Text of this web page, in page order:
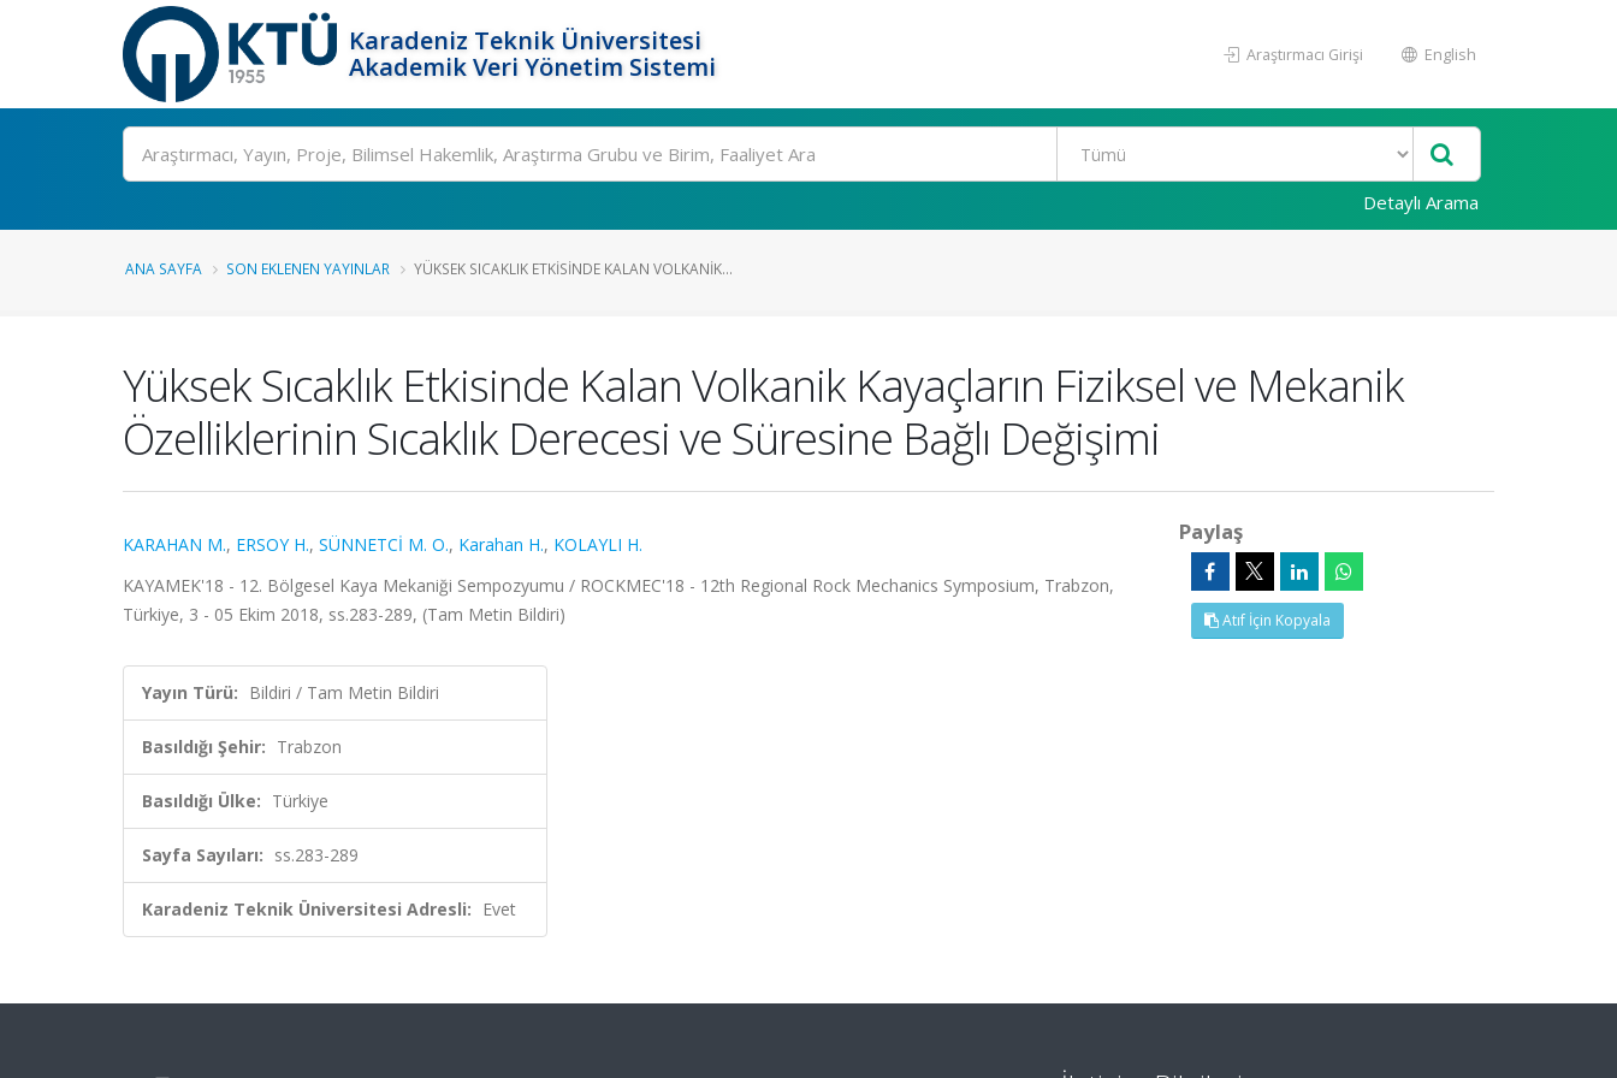
Karadeniz Teknik Üniversitesi
Akademik Veri Yönetim Sistemi
Araştırmacı Girişi English
Ara
Detaylı Arama
ANA SAYFA SON EKLENEN YAYINLAR YÜKSEK SICAKLIK ETKISINDE KALAN VOLKANIK...
Yüksek Sıcaklık Etkisinde Kalan Volkanik Kayaçların Fiziksel ve Mekanik
Özelliklerinin Sıcaklık Derecesi ve Süresine Bağlı Değişimi
KARAHAN M., ERSOY H., SÜNNETCİ M. O., Karahan H., KOLAYLI H.
KAYAMEK'18 - 12. Bölgesel Kaya Mekaniği Sempozyumu / ROCKMEC'18 - 12th Regional Rock Mechanics Symposium, Trabzon,
Türkiye, 3 - 05 Ekim 2018, ss.283-289, (Tam Metin Bildiri)
Yayın Türü: Bildiri / Tam Metin Bildiri
Basıldığı Şehir: Trabzon
Basıldığı Ülke: Türkiye
Sayfa Sayıları: ss.283-289
Karadeniz Teknik Üniversitesi Adresli: Evet
Paylaş
Atıf İçin Kopyala